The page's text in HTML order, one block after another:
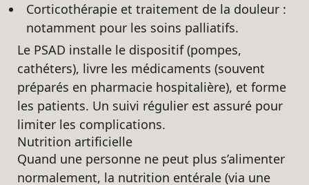
Corticothérapie et traitement de la douleur :
notamment pour les soins palliatifs.
Le PSAD installe le dispositif (pompes,
cathéters), livre les médicaments (souvent
préparés en pharmacie hospitalière), et forme
les patients. Un suivi régulier est assuré pour
limiter les complications.
Nutrition artificielle
Quand une personne ne peut plus s’alimenter
normalement, la nutrition entérale (via une